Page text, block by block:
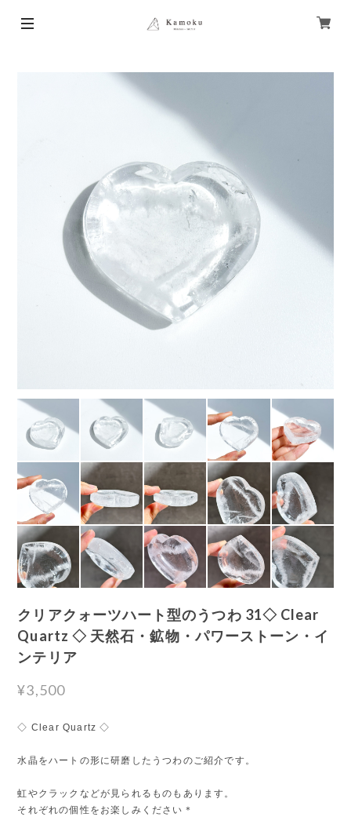
クリアクォーツハート型のうつわ 31◇ Clear
Quartz ◇ 天然石・鉱物・パワーストーン・イ
ンテリア
¥3,500
◇ Clear Quartz ◇
水晶をハートの形に研磨したうつわのご紹介です。
虹やクラックなどが見られるものもあります。
それぞれの個性をお楽しみください＊